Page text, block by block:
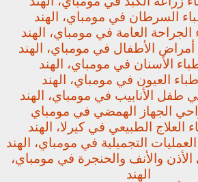
السرطان في مومباي، الهند
العامة في مومباي، الهند
الأطفال في مومباي، الهند
الأسنان في مومباي، الهند
العيون في مومباي، الهند
طفل الأنابيب في مومباي، الهند
الجهاز الهمضي في مومباي
العلاج الطبيعي في كيرلا، الهند
التجميلية في مومباي، الهند
والأنف والحنجرة في مومباي،
الهند